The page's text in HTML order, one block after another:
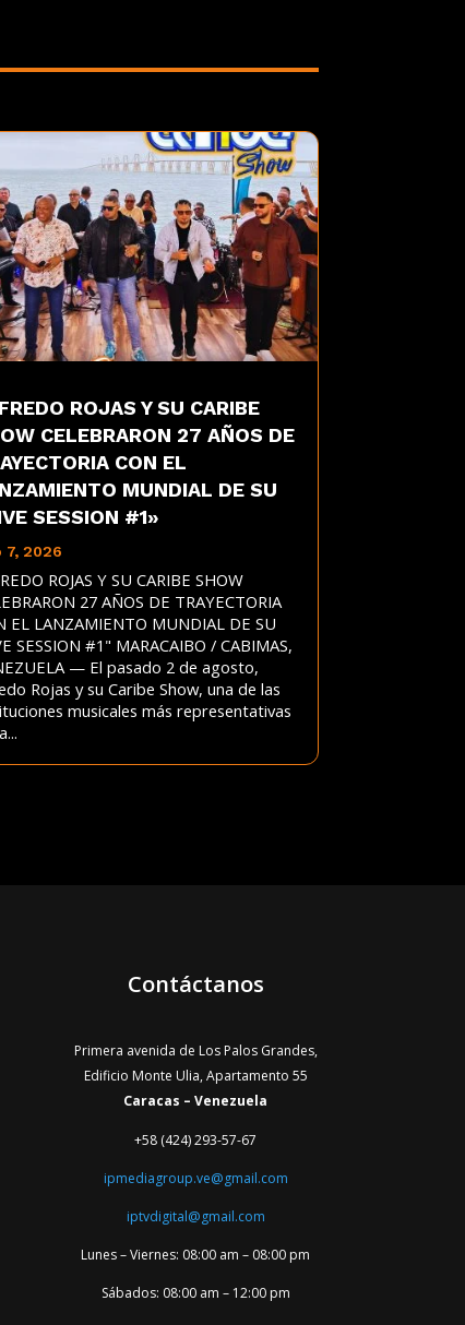
ROJAS Y SU CARIBE
CELEBRARON 27 AÑOS DE
CON EL
MUNDIAL DE SU
SESSION #1»
7, 2026
ROJAS Y SU CARIBE SHOW
27 AÑOS DE TRAYECTORIA
EL LANZAMIENTO MUNDIAL DE SU
SESSION #1" MARACAIBO / CABIMAS,
— El pasado 2 de agosto,
Rojas y su Caribe Show, una de las
musicales más representativas
Contáctanos
Primera avenida de Los Palos Grandes,
Edificio Monte Ulia, Apartamento 55
Caracas – Venezuela
+58 (424) 293-57-67
ipmediagroup.ve@gmail.com
iptvdigital@gmail.com
Lunes – Viernes: 08:00 am – 08:00 pm
Sábados: 08:00 am – 12:00 pm